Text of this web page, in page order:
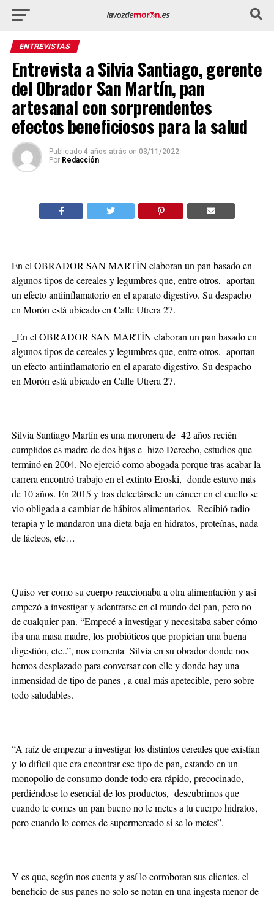
ENTREVISTAS
Entrevista a Silvia Santiago, gerente
del Obrador San Martín, pan
artesanal con sorprendentes
efectos beneficiosos para la salud
Publicado 4 años atrás on 03/11/2022
Por Redacción
En el OBRADOR SAN MARTÍN elaboran un pan basado en
algunos tipos de cereales y legumbres que, entre otros, aportan
un efecto antiinflamatorio en el aparato digestivo. Su despacho
en Morón está ubicado en Calle Utrera 27.
_En el OBRADOR SAN MARTÍN elaboran un pan basado en
algunos tipos de cereales y legumbres que, entre otros, aportan
un efecto antiinflamatorio en el aparato digestivo. Su despacho
en Morón está ubicado en Calle Utrera 27.
Silvia Santiago Martín es una moronera de 42 años recién
cumplidos es madre de dos hijas e hizo Derecho, estudios que
terminó en 2004. No ejerció como abogada porque tras acabar la
carrera encontró trabajo en el extinto Eroski, donde estuvo más
de 10 años. En 2015 y tras detectársele un cáncer en el cuello se
vio obligada a cambiar de hábitos alimentarios. Recibió radio-
terapia y le mandaron una dieta baja en hidratos, proteínas, nada
de lácteos, etc…
Quiso ver como su cuerpo reaccionaba a otra alimentación y así
empezó a investigar y adentrarse en el mundo del pan, pero no
de cualquier pan. “Empecé a investigar y necesitaba saber cómo
iba una masa madre, los probióticos que propician una buena
digestión, etc..”, nos comenta Silvia en su obrador donde nos
hemos desplazado para conversar con elle y donde hay una
inmensidad de tipo de panes , a cual más apetecible, pero sobre
todo saludables.
“A raíz de empezar a investigar los distintos cereales que existían
y lo difícil que era encontrar ese tipo de pan, estando en un
monopolio de consumo donde todo era rápido, precocinado,
perdiéndose lo esencial de los productos, descubrimos que
cuando te comes un pan bueno no le metes a tu cuerpo hidratos,
pero cuando lo comes de supermercado si se lo metes”.
Y es que, según nos cuenta y así lo corroboran sus clientes, el
beneficio de sus panes no solo se notan en una ingesta menor de